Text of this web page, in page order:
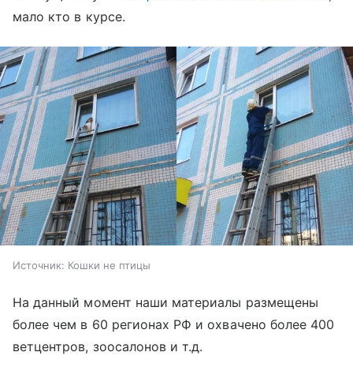
мало кто в курсе.
Источник: Кошки не птицы
На данный момент наши материалы размещены
более чем в 60 регионах РФ и охвачено более 400
ветцентров, зоосалонов и т.д.